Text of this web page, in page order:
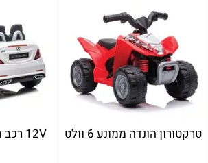
12V רכב מרצדס ממונע לבן טרקטורון הונדה ממונע 6 וולט